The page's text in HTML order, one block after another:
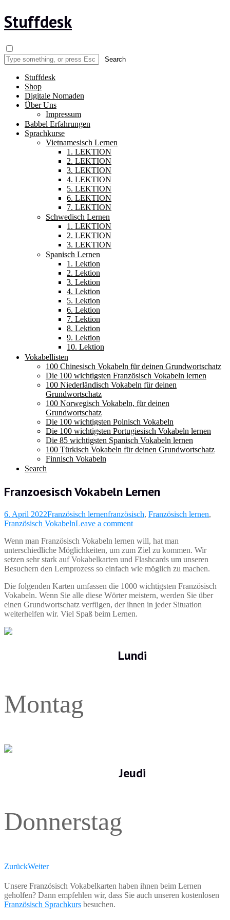
Stuffdesk
Stuffdesk
Shop
Digitale Nomaden
Über Uns
Impressum
Babbel Erfahrungen
Sprachkurse
Vietnamesisch Lernen
1. LEKTION
2. LEKTION
3. LEKTION
4. LEKTION
5. LEKTION
6. LEKTION
7. LEKTION
Schwedisch Lernen
1. LEKTION
2. LEKTION
3. LEKTION
Spanisch Lernen
1. Lektion
2. Lektion
3. Lektion
4. Lektion
5. Lektion
6. Lektion
7. Lektion
8. Lektion
9. Lektion
10. Lektion
Vokabellisten
100 Chinesisch Vokabeln für deinen Grundwortschatz
Die 100 wichtigsten Französisch Vokabeln lernen
100 Niederländisch Vokabeln für deinen
Grundwortschatz
100 Norwegisch Vokabeln, für deinen
Grundwortschatz
Die 100 wichtigsten Polnisch Vokabeln
Die 100 wichtigsten Portugiesisch Vokabeln lernen
Die 85 wichtigsten Spanisch Vokabeln lernen
100 Türkisch Vokabeln für deinen Grundwortschatz
Finnisch Vokabeln
Search
Franzoesisch Vokabeln Lernen
6. April 2022Französisch lernenfranzösisch, Französisch lernen,
Französisch VokabelnLeave a comment
Wenn man Französisch Vokabeln lernen will, hat man
unterschiedliche Möglichkeiten, um zum Ziel zu kommen. Wir
setzen sehr stark auf Vokabelkarten und Flashcards um unseren
Besuchern den Lernprozess so einfach wie möglich zu machen.
Die folgenden Karten umfassen die 1000 wichtigsten Französisch
Vokabeln. Wenn Sie alle diese Wörter meistern, werden Sie über
einen Grundwortschatz verfügen, der ihnen in jeder Situation
weiterhelfen wir. Viel Spaß beim Lernen.
Lundi
Montag
Jeudi
Donnerstag
ZurückWeiter
Unsere Französisch Vokabelkarten haben ihnen beim Lernen
geholfen? Dann empfehlen wir, dass Sie auch unseren kostenlosen
Französisch Sprachkurs besuchen.